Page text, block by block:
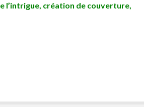
l’intrigue, création de couverture,